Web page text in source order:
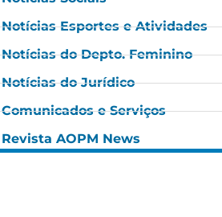
Notícias Esportes e Atividades
Notícias do Depto. Feminino
Notícias do Jurídico
Comunicados e Serviços
Revista AOPM News